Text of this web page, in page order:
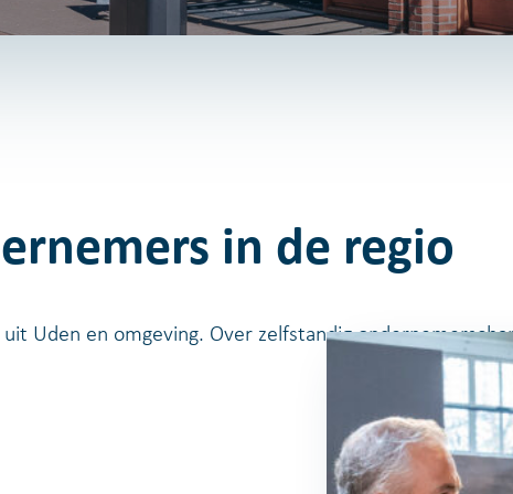
in de regio
Uden en omgeving. Over zelfstandig